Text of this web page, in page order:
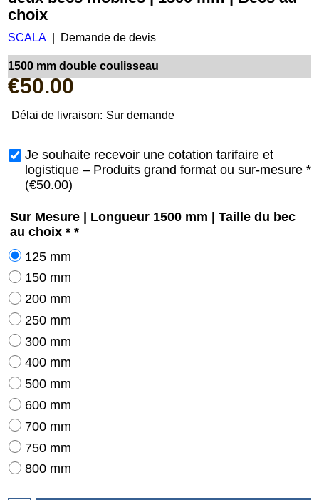
choix
SCALA Demande de devis
1500 mm double coulisseau
€50.00
Délai de livraison: Sur demande
Je souhaite recevoir une cotation tarifaire et
logistique – Produits grand format ou sur-mesure *
(€50.00)
Sur Mesure | Longueur 1500 mm | Taille du bec
au choix * *
125 mm
150 mm
200 mm
250 mm
300 mm
400 mm
500 mm
600 mm
700 mm
750 mm
800 mm